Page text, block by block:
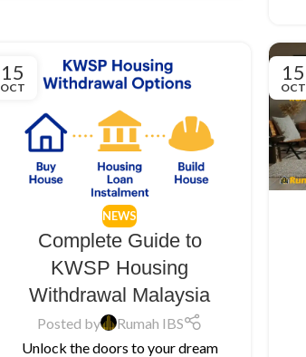
15
OCT
NEWS
Complete Guide to
KWSP Housing
Withdrawal Malaysia
Posted by
Rumah IBS
Unlock the doors to your dream
15
OCT